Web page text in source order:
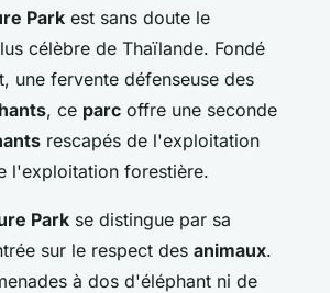
Park est sans doute le
célèbre de Thaïlande. Fondé
une fervente défenseuse des
, ce parc offre une seconde
rescapés de l'exploitation
l'exploitation forestière.
Park se distingue par sa
sur le respect des animaux.
à dos d'éléphant ni de